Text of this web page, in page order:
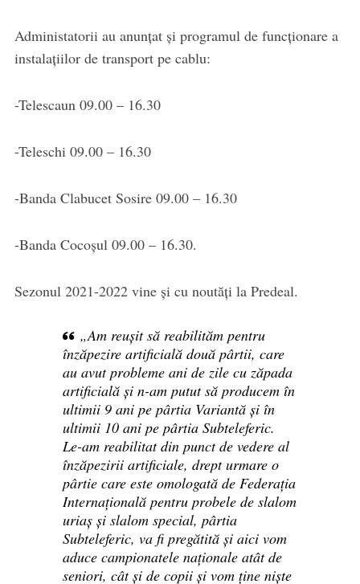
Administatorii au anunțat și programul de funcționare a
instalațiilor de transport pe cablu:
-Telescaun 09.00 – 16.30
-Teleschi 09.00 – 16.30
-Banda Clabucet Sosire 09.00 – 16.30
-Banda Cocoșul 09.00 – 16.30.
Sezonul 2021-2022 vine și cu noutăți la Predeal.
„Am reușit să reabilităm pentru
înzăpezire artificială două pârtii, care
au avut probleme ani de zile cu zăpada
artificială și n-am putut să producem în
ultimii 9 ani pe pârtia Variantă și în
ultimii 10 ani pe pârtia Subteleferic.
Le-am reabilitat din punct de vedere al
înzăpezirii artificiale, drept urmare o
pârtie care este omologată de Federația
Internațională pentru probele de slalom
uriaș și slalom special, pârtia
Subteleferic, va fi pregătită și aici vom
aduce campionatele naționale atât de
seniori, cât și de copii și vom ține niște